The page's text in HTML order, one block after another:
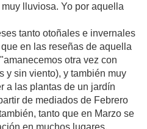
lluviosa. Yo por aquella
tanto otoñales e invernales
en las reseñas de aquella
otra vez con
y sin viento), y también muy
a las plantas de un jardín
de mediados de Febrero
tanto que en Marzo se
en muchos lugares.